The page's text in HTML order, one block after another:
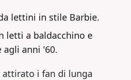
lettini in stile Barbie.
letti a baldacchino e
agli anni '60.
i fan di lunga